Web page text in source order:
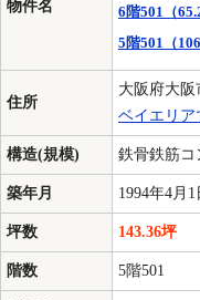
物件名
6階501（
5階501（
住所
大阪府大阪
ベイエリア
構造(規模) 鉄骨鉄筋コ
築年月 1994年4月1
坪数 143.36坪
階数 5階501